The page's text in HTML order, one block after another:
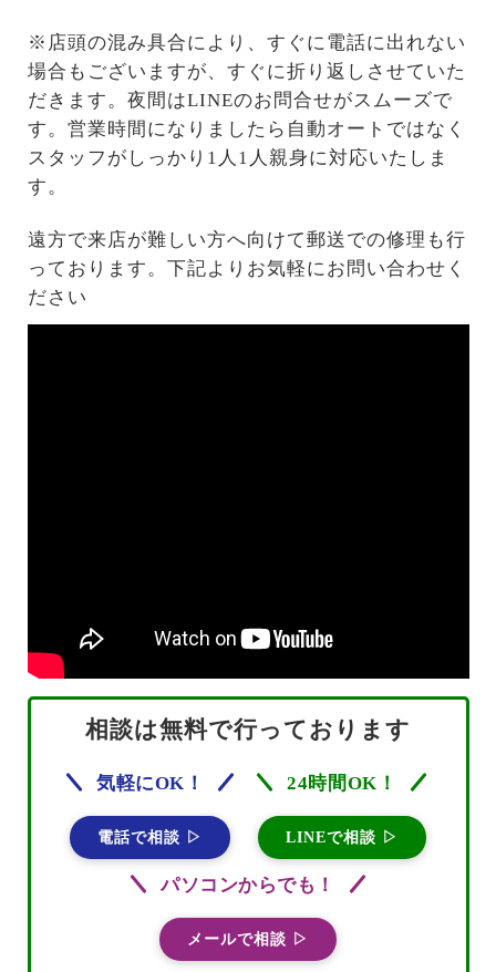
※店頭の混み具合により、すぐに電話に出れない
場合もございますが、すぐに折り返しさせていた
だきます。夜間はLINEのお問合せがスムーズで
す。営業時間になりましたら自動オートではなく
スタッフがしっかり1人1人親身に対応いたしま
す。
遠方で来店が難しい方へ向けて郵送での修理も行
っております。下記よりお気軽にお問い合わせく
ださい
相談は無料で行っております
気軽にOK！
電話で相談 ▷
24時間OK！
LINEで相談 ▷
パソコンからでも！
メールで相談 ▷